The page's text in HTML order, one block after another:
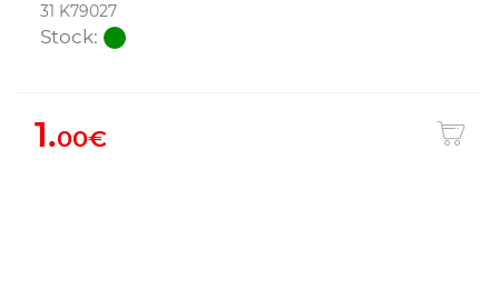
31 K79027
Stock:
1.00€